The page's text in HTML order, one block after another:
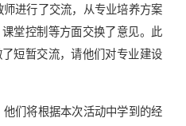
进行了交流，从专业培养方案
堂控制等方面交换了意见。此
短暂交流，请他们对专业建设
们将根据本次活动中学到的经